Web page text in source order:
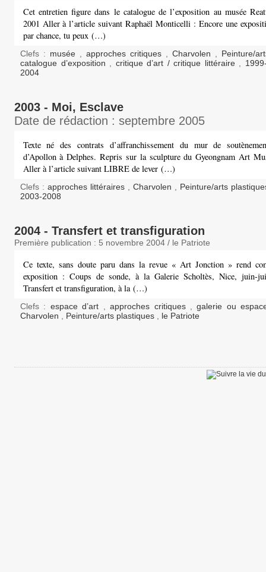
Cet entretien figure dans le catalogue de l’exposition au musée
2001 Aller à l’article suivant Raphaël Monticelli : Encore une
par chance, tu peux (…)
Clefs : musée approches critiques Charvolen
Peinture/
catalogue d’exposition
critique d’art / critique littéraire
2004
2003 - Moi, Esclave
Date de rédaction : septembre 2005
Texte né des contrats d’affranchissement du mur de
d’Apollon à Delphes. Repris sur la sculpture du Gyeongnam Art
Aller à l’article suivant LIBRE de lever (…)
Clefs : approches littéraires Charvolen
Peinture/arts
2003-2008
2004 - Transfert et transfiguration
Première publication : 5 novembre 2004 / le Patriote
Ce texte, sans doute paru dans la revue « Art Jonction » rend
exposition : Coups de sonde, à la Galerie Scholtès, Nice, juin-
Transfert et transfiguration, à la (…)
Clefs : espace d’art ,approches critiques ,galerie ou
Charvolen
Peinture/arts plastiques le Patriote